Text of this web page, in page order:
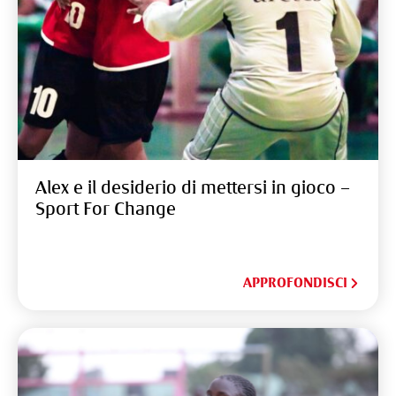
Alex e il desiderio di mettersi in gioco –
Sport For Change
APPROFONDISCI